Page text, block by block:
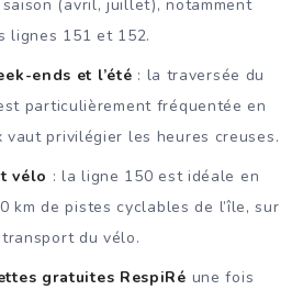
(avril, juillet), notamment
lignes 151 et 152.
ends et l’été : la traversée du
particulièrement fréquentée en
vaut privilégier les heures creuses.
vélo : la ligne 150 est idéale en
km de pistes cyclables de l’île, sur
du vélo.
gratuites RespiRé une fois